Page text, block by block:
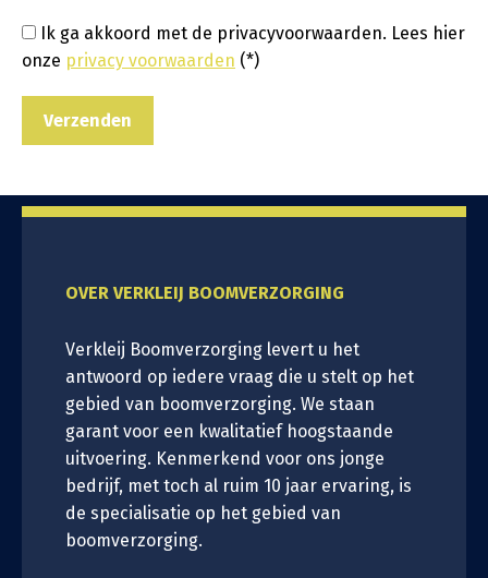
Ik ga akkoord met de privacyvoorwaarden. Lees hier
onze privacy voorwaarden (*)
OVER VERKLEIJ BOOMVERZORGING
Verkleij Boomverzorging levert u het
antwoord op iedere vraag die u stelt op het
gebied van boomverzorging. We staan
garant voor een kwalitatief hoogstaande
uitvoering. Kenmerkend voor ons jonge
bedrijf, met toch al ruim 10 jaar ervaring, is
de specialisatie op het gebied van
boomverzorging.